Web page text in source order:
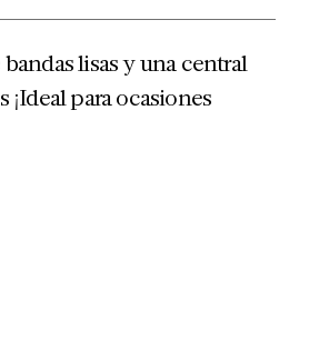
lisas y una central
para ocasiones